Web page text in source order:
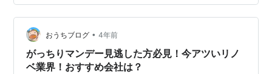
各所に用いた数値は2022年9月時点のものです。 ここが
ポイント 交換できるくんとは 会社概要 業績の推移 事業
概要 2023年3月期第1四半期決算資料を読み解く 会社予
想に対する進捗率 銘柄分析 ファンダメン…
おうちブログ • 4年前
がっちりマンデー見逃した方必見！今アツいリノ
ベ業界！おすすめ会社は？